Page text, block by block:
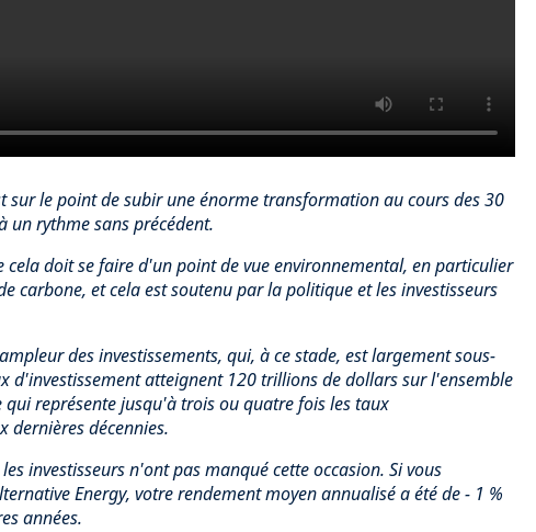
sur le point de subir une énorme transformation au cours des 30
un rythme sans précédent.
cela doit se faire d'un point de vue environnemental, en particulier
carbone, et cela est soutenu par la politique et les investisseurs
des investissements, qui, à ce stade, est largement sous-
d'investissement atteignent 120 trillions de dollars sur l'ensemble
qui représente jusqu'à trois ou quatre fois les taux
dernières décennies.
investisseurs n'ont pas manqué cette occasion. Si vous
Energy, votre rendement moyen annualisé a été de - 1 %
années.